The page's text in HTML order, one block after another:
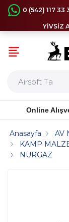
0 (542) 117 33
YİVSİZ
Online
Anasayfa
AV
KAMP
NURGAZ